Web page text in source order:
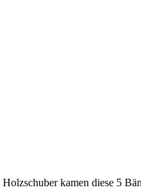
kamen diese 5